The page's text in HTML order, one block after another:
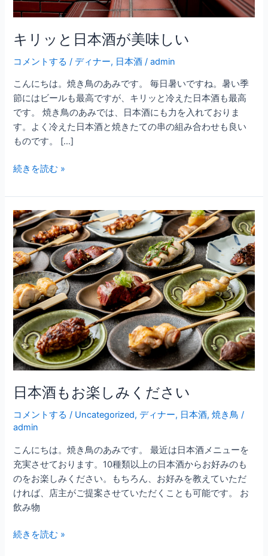
キリッと日本酒が美味しい
コメントする / ディナー, 日本酒 /admin
こんにちは。焼き鳥のあみです。 毎日暑いですね。暑い季
節にはビールも最高ですが、キリッと冷えた日本酒も最高
です。 焼き鳥のあみでは、日本酒にも力を入れておりま
す。よく冷えた日本酒と焼きたての串の組み合わせも良い
ものです。 […]
い
続きを読む »
日本酒もお楽しみください
コメントする / Uncategorized, ディナー, 日本酒,焼き鳥 /
admin
こんにちは。焼き鳥のあみです。 最近は日本酒メニューを
充実させております。10種類以上の日本酒からお好みのも
のをお楽しみください。もちろん、お好みを教えていただ
ければ、店主がご提案させていただくことも可能です。 お
飲み物
日
本
酒
も
お
楽
し
み
く
だ
さ
続きを読む »